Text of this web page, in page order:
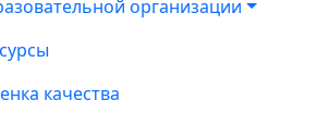
организации
качества